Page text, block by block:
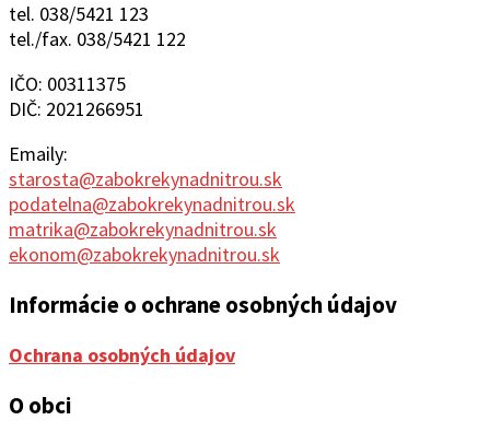
tel. 038/5421 123
tel./fax. 038/5421 122
IČO: 00311375
DIČ: 2021266951
Emaily:
starosta@zabokrekynadnitrou.sk
podatelna@zabokrekynadnitrou.sk
matrika@zabokrekynadnitrou.sk
ekonom@zabokrekynadnitrou.sk
Informácie o ochrane osobných údajov
Ochrana osobných údajov
O obci